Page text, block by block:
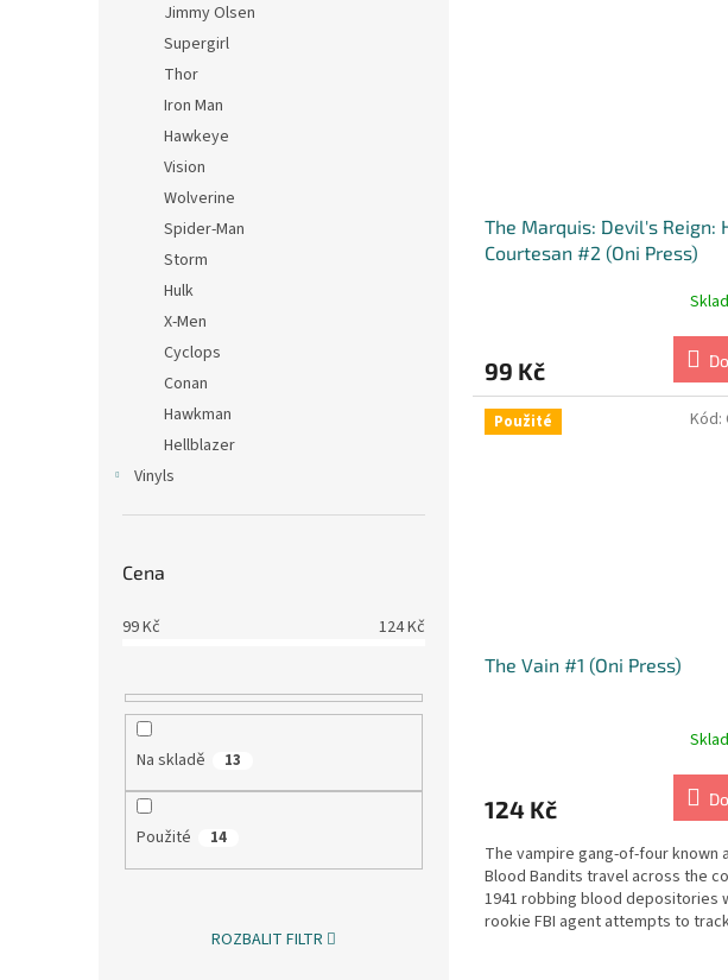
Jimmy Olsen
Supergirl
Thor
Iron Man
Hawkeye
Vision
Wolverine
Spider-Man
Storm
Hulk
X-Men
Cyclops
Conan
Hawkman
Hellblazer
Vinyls
Cena
99Kč 124Kč
Na skladě 13
Použité 14
ROZBALIT FILTR
The Marquis: Devil's Reign:
Courtesan #2 (Oni Press)
99 Kč
Použité
The Vain #1 (Oni Press)
124 Kč
The vampire gang-of-four known
Blood Bandits travel across the
1941 robbing blood depositories
rookie FBI agent attempts to
Kód: